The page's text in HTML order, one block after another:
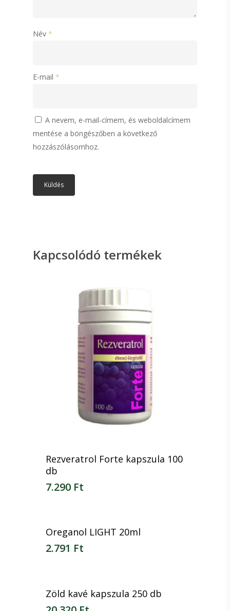
Név *
E-mail *
A nevem, e-mail-címem, és weboldalcímem
mentése a böngészőben a következő
hozzászólásomhoz.
Kapcsolódó termékek
Rezveratrol Forte kapszula 100
db
7.290 Ft
Oreganol LIGHT 20ml
2.791 Ft
Zöld kavé kapszula 250 db